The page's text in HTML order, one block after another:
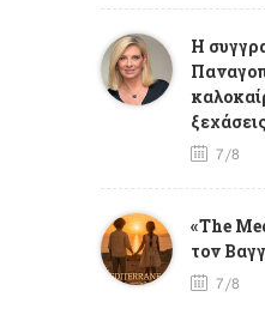
Η
7/8
«The
τον
7/8